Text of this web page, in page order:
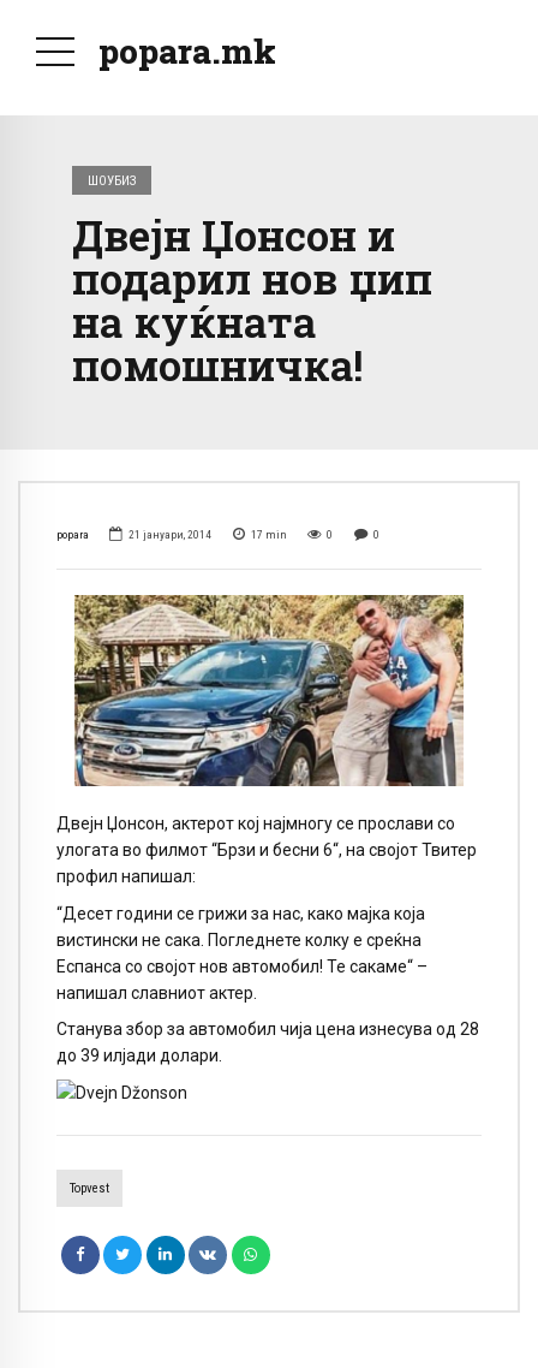
popara.mk
ШОУБИЗ
Двејн Џонсон и
подарил нов џип
на куќната
помошничка!
popara 21 јануари, 2014 17 min 0 0
Двејн Џонсон, актерот кој најмногу се прослави со
улогата во филмот “Брзи и бесни 6“, на својот Твитер
профил напишал:
“Десет години се грижи за нас, како мајка која
вистински не сака. Погледнете колку е среќна
Еспанса со својот нов автомобил! Те сакаме“ –
напишал славниот актер.
Станува збор за автомобил чија цена изнесува од 28
до 39 илјади долари.
Topvest